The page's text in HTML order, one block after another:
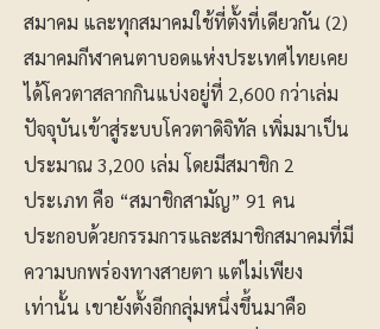
สมาคม และทุกสมาคมใช้ที่ตั้งที่เดียวกัน (2)
สมาคมกีฬาคนตาบอดแห่งประเทศไทยเคย
ได้โควตาสลากกินแบ่งอยู่ที่ 2,600 กว่าเล่ม
ปัจจุบันเข้าสู่ระบบโควตาดิจิทัล เพิ่มมาเป็น
ประมาณ 3,200 เล่ม โดยมีสมาชิก 2
ประเภท คือ “สมาชิกสามัญ” 91 คน
ประกอบด้วยกรรมการและสมาชิกสมาคมที่มี
ความบกพร่องทางสายตา แต่ไม่เพียง
เท่านั้น เขายังตั้งอีกกลุ่มหนึ่งขึ้นมาคือ